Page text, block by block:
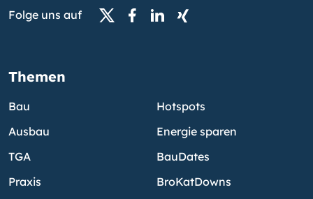
Folge uns auf
Themen
Bau
Ausbau
TGA
Praxis
Hotspots
Energie sparen
BauDates
BroKatDowns